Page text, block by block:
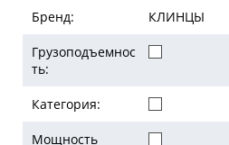
Бренд: КЛИНЦЫ
Грузоподъемнос
ть:
Категория:
Мощность